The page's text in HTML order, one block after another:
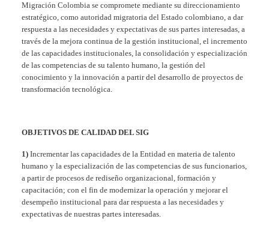
Migración Colombia se compromete mediante su direccionamiento
estratégico, como autoridad migratoria del Estado colombiano, a dar
respuesta a las necesidades y expectativas de sus partes interesadas, a
través de la mejora continua de la gestión institucional, el incremento
de las capacidades institucionales, la consolidación y especialización
de las competencias de su talento humano, la gestión del
conocimiento y la innovación a partir del desarrollo de proyectos de
transformación tecnológica.
OBJETIVOS DE CALIDAD DEL SIG
1) Incrementar las capacidades de la Entidad en materia de talento
humano y la especialización de las competencias de sus funcionarios,
a partir de procesos de rediseño organizacional, formación y
capacitación; con el fin de modernizar la operación y mejorar el
desempeño institucional para dar respuesta a las necesidades y
expectativas de nuestras partes interesadas.